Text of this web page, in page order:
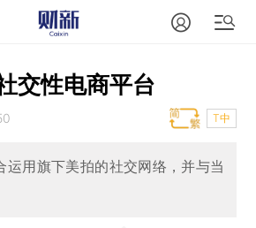
交性电商平台
T中
运用旗下美拍的社交网络，并与当